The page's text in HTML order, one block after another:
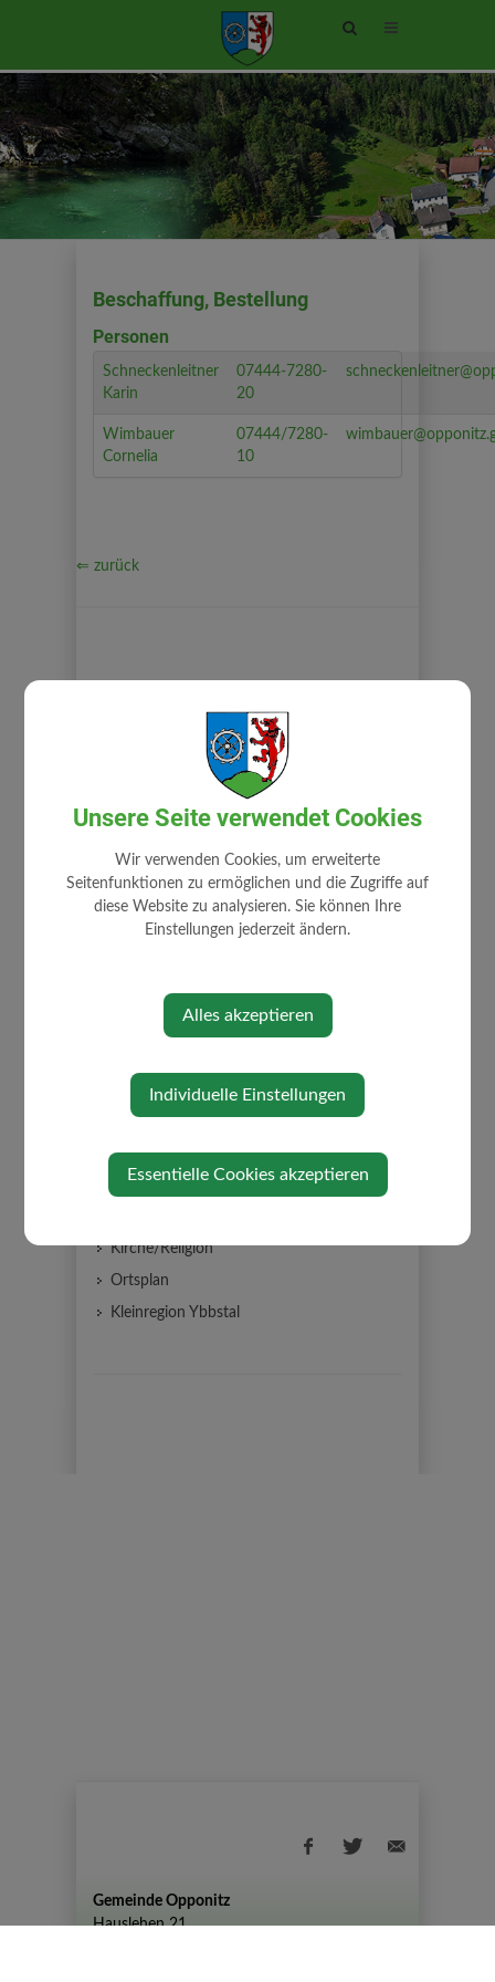
Site
toggle
Beschaffung, Bestellung
Personen
Schneckenleitner
Karin
07444-7280-
20
Wimbauer
Cornelia
07444/7280-
10
⇐ zurück
Mitarbeiter
Zuständigkeiten
Stellenangebote
Fundamt
Impressum
Gemeinderat
Gemeindeeinrichtungen
EEDIII Gebäudeinventar
Partnergemeinde
Kirche/Religion
Ortsplan
Kleinregion Ybbstal
Gemeinde Opponitz
Hauslehen 21
Unsere Seite verwendet Cookies
Wir verwenden Cookies, um erweiterte
Seitenfunktionen zu ermöglichen und die Zugriffe auf
diese Website zu analysieren. Sie können Ihre
Einstellungen jederzeit ändern.
Alles akzeptieren
Individuelle Einstellungen
Essentielle Cookies akzeptieren